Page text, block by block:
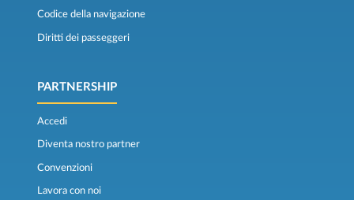
Codice della navigazione
Diritti dei passeggeri
PARTNERSHIP
Accedi
Diventa nostro partner
Convenzioni
Lavora con noi